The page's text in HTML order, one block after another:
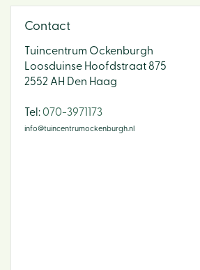
Contact
Tuincentrum Ockenburgh
Loosduinse Hoofdstraat 875
2552 AH Den Haag
​Tel:070-3971173
info@tuincentrumockenburgh.nl